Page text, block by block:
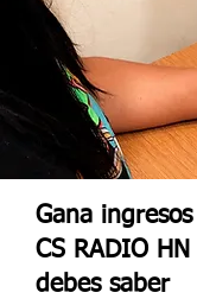
Gana
CS RADIO
debes saber